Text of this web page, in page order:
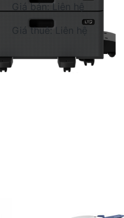
Giá bán:Liên hệ
Giá thuê: Liên hệ